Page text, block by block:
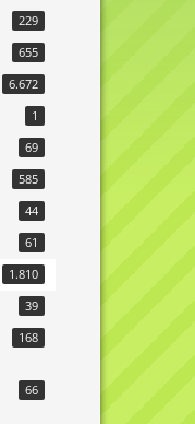
229
655
6.672
1
69
585
44
61
1.810
39
168
66